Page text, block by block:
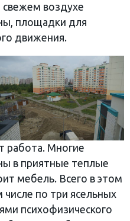
свежем воздухе
площадки для
движения.
работа. Многие
в приятные теплые
мебель. Всего в этом
числе по три ясельных
психофизического